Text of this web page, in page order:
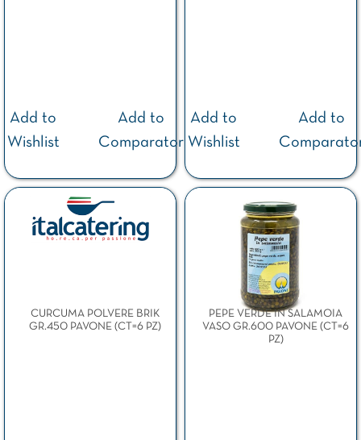
Add to
Wishlist
Add to
Comparator
Add to
Wishlist
Add to
CURCUMA POLVERE BRIK
GR.450 PAVONE (CT=6 PZ)
PEPE VERDE IN SALAMOIA
VASO GR.600 PAVONE (CT=6
PZ)